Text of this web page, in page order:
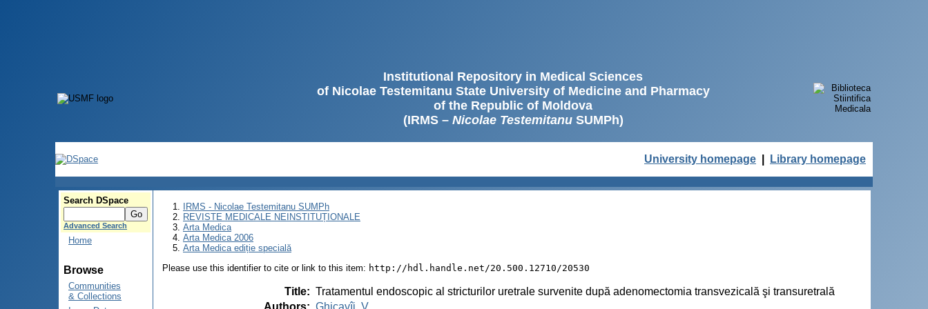
Institutional Repository in Medical Sciences
of Nicolae Testemitanu State University of Medicine and Pharmacy
of the Republic of Moldova
(IRMS – Nicolae TestemitanuSUMPh)
University homepage Library homepage
Search DSpace
Advanced Search
Home
Browse
Communities
& Collections
IRMS - Nicolae Testemitanu SUMPh
REVISTE MEDICALE NEINSTITUȚIONALE
Arta Medica
Arta Medica 2006
Arta Medica ediție specială
Please use this identifier to cite or link to this item: http://hdl.handle.net/20.500.12710/20530
Title: Tratamentul endoscopic al stricturilor uretrale survenite după adenomectomia transvezicală şi transuretrală
Authors: Ghicavîi, V.